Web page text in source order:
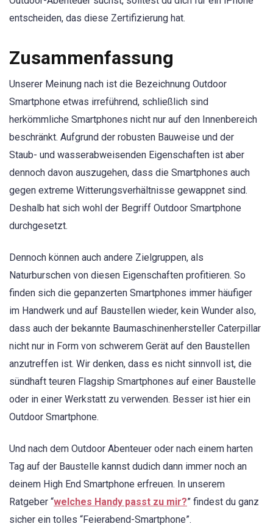
entscheiden, das diese Zertifizierung hat.
Zusammenfassung
Unserer Meinung nach ist die Bezeichnung Outdoor
Smartphone etwas irreführend, schließlich sind
herkömmliche Smartphones nicht nur auf den Innenbereich
beschränkt. Aufgrund der robusten Bauweise und der
Staub- und wasserabweisenden Eigenschaften ist aber
dennoch davon auszugehen, dass die Smartphones auch
gegen extreme Witterungsverhältnisse gewappnet sind.
Deshalb hat sich wohl der Begriff Outdoor Smartphone
durchgesetzt.
Dennoch können auch andere Zielgruppen, als
Naturburschen von diesen Eigenschaften profitieren. So
finden sich die gepanzerten Smartphones immer häufiger
im Handwerk und auf Baustellen wieder, kein Wunder also,
dass auch der bekannte Baumaschinenhersteller Caterpillar
nicht nur in Form von schwerem Gerät auf den Baustellen
anzutreffen ist. Wir denken, dass es nicht sinnvoll ist, die
sündhaft teuren Flagship Smartphones auf einer Baustelle
oder in einer Werkstatt zu verwenden. Besser ist hier ein
Outdoor Smartphone.
Und nach dem Outdoor Abenteuer oder nach einem harten
Tag auf der Baustelle kannst dudich dann immer noch an
deinem High End Smartphone erfreuen. In unserem
Ratgeber “welches Handy passt zu mir?” findest du ganz
sicher ein tolles “Feierabend-Smartphone”.